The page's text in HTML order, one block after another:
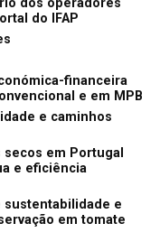
dos operadores
do IFAP
financeira
e em MPB
e caminhos
em Portugal
e eficiência
sustentabilidade e
em tomate